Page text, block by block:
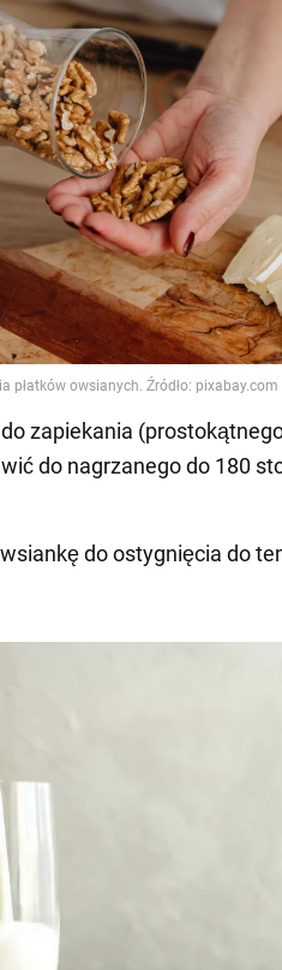
zapiekania
do nagrzanego do 180
do ostygnięcia do